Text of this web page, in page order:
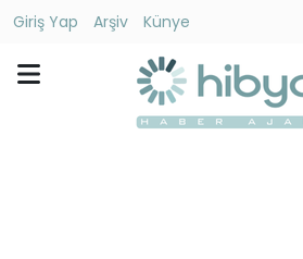
Giriş Yap Arşiv
Künye